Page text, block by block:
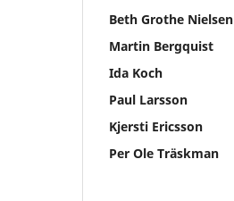
Beth Grothe Nielsen
Martin Bergquist
Ida Koch
Paul Larsson
Kjersti Ericsson
Per Ole Träskman